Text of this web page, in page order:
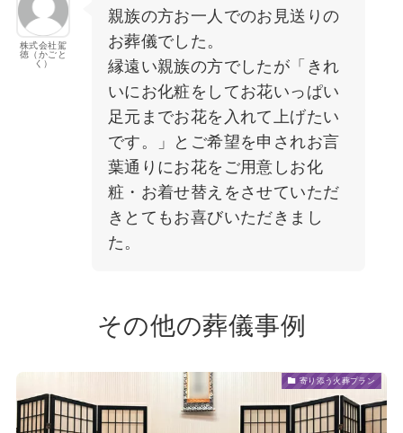
株式会社駕
徳（かごと
く）
親族の方お一人でのお見送りの
お葬儀でした。
縁遠い親族の方でしたが「きれ
いにお化粧をしてお花いっぱい
足元までお花を入れて上げたい
です。」とご希望を申されお言
葉通りにお花をご用意しお化
粧・お着せ替えをさせていただ
きとてもお喜びいただきまし
た。
その他の葬儀事例
寄り添う火葬プラン